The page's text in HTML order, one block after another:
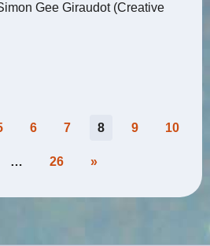
Gee Giraudot (Creative
6 7 8 9 10
… 26 »